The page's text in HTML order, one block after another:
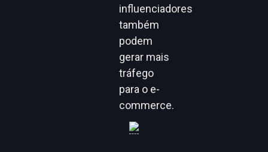
influenciadores
também
podem
gerar mais
tráfego
para o e-
commerce.